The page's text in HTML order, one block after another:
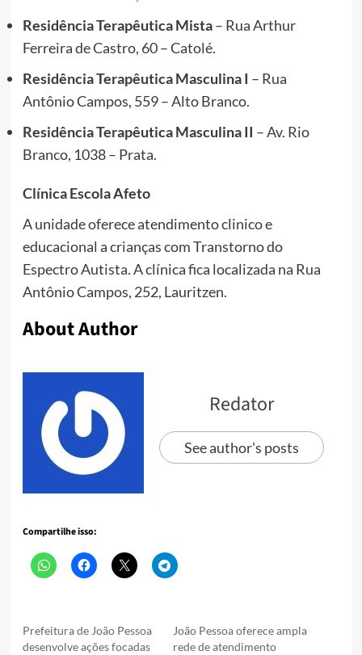
Residência Terapêutica Mista– Rua Arthur
Ferreira de Castro, 60 – Catolé.
Residência Terapêutica Masculina I – Rua
Antônio Campos, 559 – Alto Branco.
Residência Terapêutica Masculina II – Av. Rio
Branco, 1038 – Prata.
Clínica Escola Afeto
A unidade oferece atendimento clinico e
educacional a crianças com Transtorno do
Espectro Autista. A clínica fica localizada na Rua
Antônio Campos, 252, Lauritzen.
About Author
Redator
See author's posts
Compartilhe isso:
Prefeitura de João Pessoa
desenvolve ações focadas
João Pessoa oferece ampla
rede de atendimento